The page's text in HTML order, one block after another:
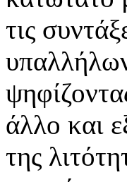
τις
άλλο και
της